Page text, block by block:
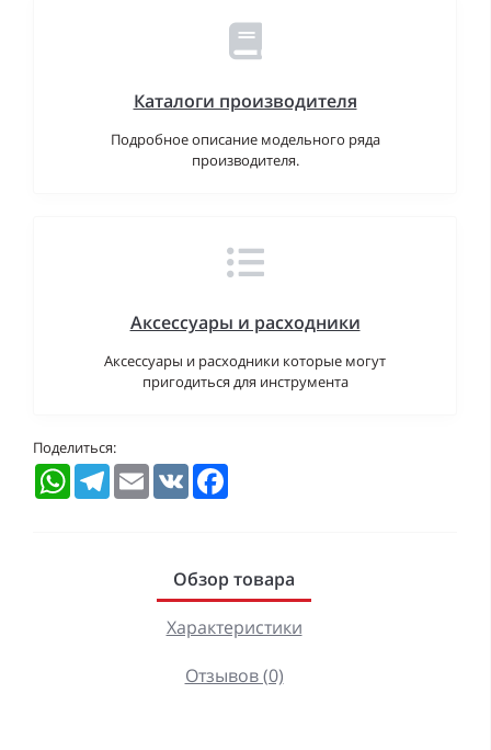
Каталоги производителя
Подробное описание модельного ряда
производителя.
Аксессуары и расходники
Аксессуары и расходники которые могут
пригодиться для инструмента
Поделиться:
WhatsAppTelegramEmail VK
Обзор товара
Характеристики
Отзывов (0)